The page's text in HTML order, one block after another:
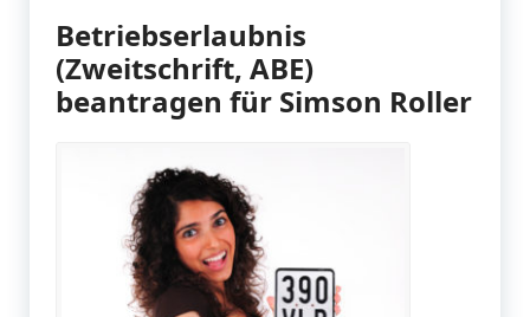
Betriebserlaubnis
(Zweitschrift, ABE)
beantragen für Simson Roller